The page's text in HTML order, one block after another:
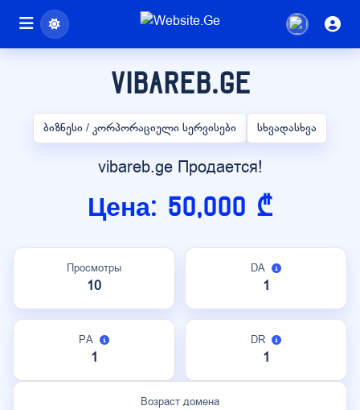
vibareb.ge
ბიზნესი / კორპორაციული სერვისები სხვადასხვა
vibareb.ge Продается!
Цена: 50,000 ₾
Просмотры
10
DA
1
PA
1
DR
1
Возраст домена